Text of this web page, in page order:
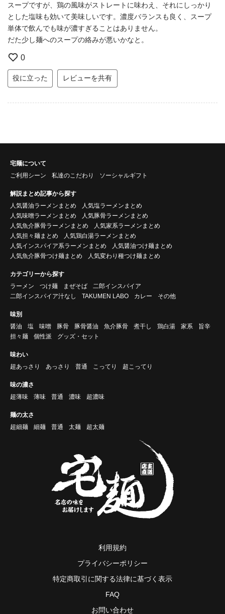
スープですが、鶏の風味がストレートに味わえ、それにしっかり
とした塩味も効いて美味しいです。濃度バランスも良く、スープ
単体で飲んでも味が濃すぎることはありません。
だた少し麺へのスープの絡みが悪いかなと。
0
役に立った レビューを共有
宅麺について
ご利用シーン
私達のこだわり ソーシャルギフト
解説まとめ記事から探す
人気醤油ラーメンまとめ
人気塩ラーメンまとめ
人気味噌ラーメンまとめ
人気豚骨ラーメンまとめ
人気魚介豚骨ラーメンまとめ
人気家系ラーメンまとめ
人気担々麺まとめ
人気鶏白湯ラーメンまとめ
人気インスパイア系ラーメンまとめ
人気醤油つけ麺まとめ
人気魚介豚骨つけ麺まとめ
人気変わり種つけ麺まとめ
カテゴリーから探す
ラーメン
つけ麺 まぜそば
二郎インスパイア
二郎インスパイア汁なし
TAKUMEN LABO カレー その他
味別
醤油
塩 味噌 豚骨 豚骨醤油 魚介豚骨 煮干し 鶏白湯 家系
旨辛
担々麺
個性派 グッズ・セット
味わい
超あっさり
あっさり 普通 こってり 超こってり
味の濃さ
超薄味
薄味 普通 濃味 超濃味
麺の太さ
超細麺
細麺 普通 太麺 超太麺
利用規約
プライバシーポリシー
特定商取引に関する法律に基づく表示
FAQ
お問い合わせ